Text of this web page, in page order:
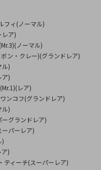
フィ(ノーマル)
レア)
ノーマル)
ボン・クレー)(グランドレア)
ル)
ア)
レア)
ンコフ(グランドレア)
ル)
ーグランドレア)
ーパーレア)
)
ア)
ティーチ(スーパーレア)